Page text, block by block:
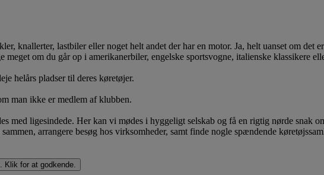
knallerter, lastbiler eller noget helt andet der har en motor. Ja, helt uanset om det
om du går op i amerikanerbiler, engelske sportsvogne, italienske klassikere
helårs pladser til deres køretøjer.
man ikke er medlem af klubben.
med ligesindede. Her kan vi mødes i hyggeligt selskab og få en rigtig nørde snak
arrangere besøg hos virksomheder, samt finde nogle spændende
Klik for at godkende.